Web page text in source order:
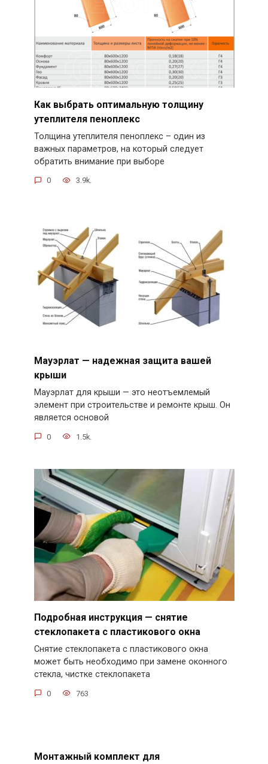
Как выбрать оптимальную толщину
утеплителя пеноплекс
Толщина утеплителя пеноплекс – один из
важных параметров, на который следует
обратить внимание при выборе
0 3.9k.
Мауэрлат — надежная защита вашей
крыши
Мауэрлат для крыши — это неотъемлемый
элемент при строительстве и ремонте крыш. Он
является основой
0 1.5k.
Подробная инструкция — снятие
стеклопакета с пластикового окна
Снятие стеклопакета с пластикового окна
может быть необходимо при замене оконного
стекла, чистке стеклопакета
0 763
Монтажный комплект для